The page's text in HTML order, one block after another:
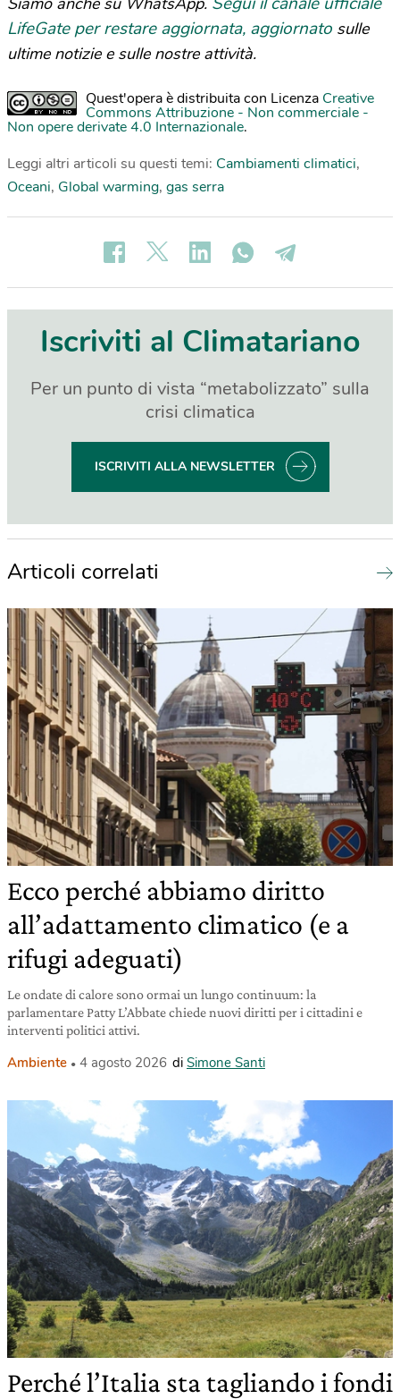
LifeGate per restare aggiornata, aggiornato sulle
ultime notizie e sulle nostre attività.
Quest'opera è distribuita con Licenza Creative
Commons Attribuzione - Non commerciale -
Non opere derivate 4.0 Internazionale.
Leggi altri articoli su questi temi: Cambiamenti climatici,
Oceani, Global warming, gas serra
Iscriviti al Climatariano
Per un punto di vista “metabolizzato” sulla
crisi climatica
ISCRIVITI ALLA NEWSLETTER
Articoli correlati
Ecco perché abbiamo diritto
all’adattamento climatico (e a
rifugi adeguati)
Le ondate di calore sono ormai un lungo continuum: la
parlamentare Patty L’Abbate chiede nuovi diritti per i cittadini e
interventi politici attivi.
Ambiente 4 agosto 2026 di Simone Santi
Perché l’Italia sta tagliando i fondi